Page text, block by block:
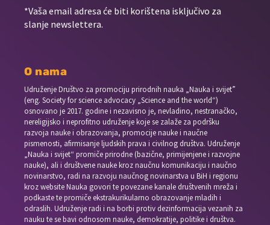
*Vaša email adresa će biti korištena isključivo za
slanje newslettera.
O nama
Udruženje Društvo za promociju prirodnih nauka „Nauka i svijet”
(eng. Society for science advocacy „Science and the world“)
osnovano je 2017. godine i nezavisno je, nevladino, nestranačko,
nereligijsko i neprofitno udruženje koje se zalaže za podršku
razvoja nauke i obrazovanja, promocije nauke i naučne
pismenosti, afirmisanje ljudskih prava i civilnog društva. Udruženje
„Nauka i svijet“ promiče prirodne (bazične, primijenjene i razvojne
nauke), ali i društvene nauke kroz naučnu komunikaciju i naučno
novinarstvo, radi na razvoju naučnog novinarstva u BiH i regionu
kroz website Nauka govori te povezane kanale društvenih mreža i
podkaste te promiče ekstrakurikularno obrazovanje mladih i
odraslih. Udruženje radi i na borbi protiv dezinformacija vezanih za
nauku te se bavi odnosom nauke, demokratije, politike i društva.